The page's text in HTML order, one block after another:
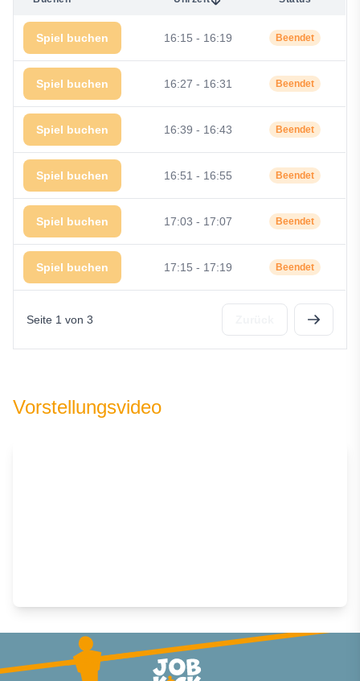
Spiel buchen 16:15 - 16:19 Beendet
Spiel buchen 16:27 - 16:31 Beendet
Spiel buchen 16:39 - 16:43 Beendet
Spiel buchen 16:51 - 16:55 Beendet
Spiel buchen 17:03 - 17:07 Beendet
Spiel buchen 17:15 - 17:19 Beendet
Seite 1 von 3
Vorstellungsvideo